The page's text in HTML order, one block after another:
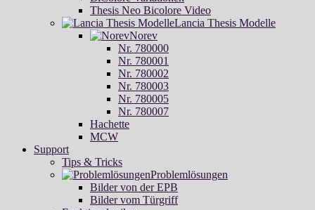
Thesis Neo Bicolore Video
Lancia Thesis Modelle
Norev
Nr. 780000
Nr. 780001
Nr. 780002
Nr. 780003
Nr. 780005
Nr. 780007
Hachette
MCW
Support
Tips & Tricks
Problemlösungen
Bilder von der EPB
Bilder vom Türgriff